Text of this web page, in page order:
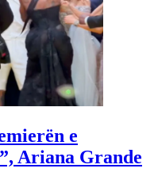
e
Ariana Grande